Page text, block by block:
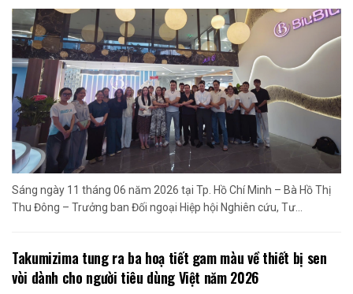
Sáng ngày 11 tháng 06 năm 2026 tại Tp. Hồ Chí Minh – Bà Hồ Thị
Thu Đông – Trưởng ban Đối ngoại Hiệp hội Nghiên cứu, Tư...
Takumizima tung ra ba hoạ tiết gam màu về thiết bị sen
vòi dành cho người tiêu dùng Việt năm 2026